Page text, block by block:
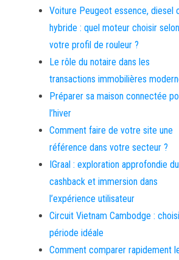
Voiture Peugeot essence, diesel
hybride : quel moteur choisir selon
votre profil de rouleur ?
Le rôle du notaire dans les
transactions immobilières
Préparer sa maison connectée
l’hiver
Comment faire de votre site une
référence dans votre secteur ?
IGraal : exploration approfondie du
cashback et immersion dans
l’expérience utilisateur
Circuit Vietnam Cambodge :
période idéale
Comment comparer rapidement